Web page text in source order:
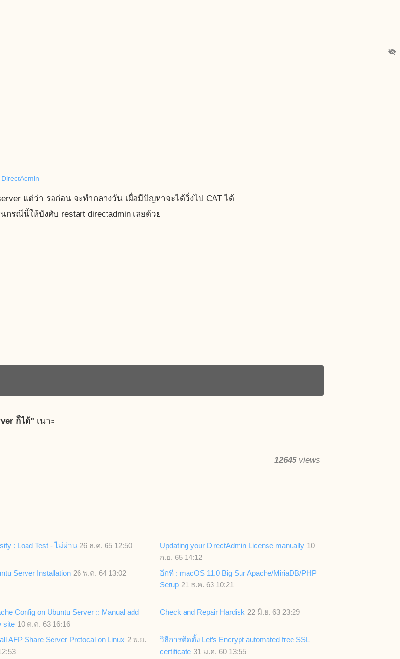
visibility_off
DirectAdmin
แต่ว่า รอก่อน จะทำกลางวัน เผื่อมีปัญหาจะได้วิ่งไป CAT ได้
กรณีนี้ให้บังคับ restart directadmin เลยด้วย
ก็ได้" เนาะ
12645views
: Load Test - ไม่ผ่าน 26 ธ.ค. 65 12:50 Updating your DirectAdmin License manually 10
ก.ย. 65 14:12
Server Installation 26 พ.ค. 64 13:02
อีกที : macOS 11.0 Big Sur Apache/MiriaDB/PHP
Setup 21 ธ.ค. 63 10:21
Config on Ubuntu Server :: Manual add
site 10 ต.ค. 63 16:16
Check and Repair Hardisk 22 มิ.ย. 63 23:29
AFP Share Server Protocal on Linux 2 พ.ย.
วิธีการติดตั้ง Let’s Encrypt automated free SSL
certificate 31 ม.ค. 60 13:55